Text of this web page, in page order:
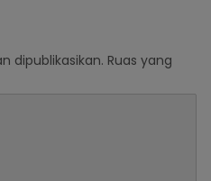
dipublikasikan. Ruas yang